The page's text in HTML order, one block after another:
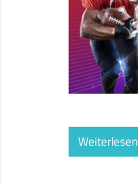
Weiterlesen